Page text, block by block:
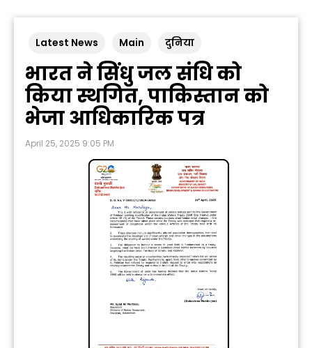
Latest News Main दुनिया
भारत ने सिंधु जल संधि को
किया स्थगित, पाकिस्तान को
भेजा आधिकारिक पत्र
April 25, 2025 9:05 PM